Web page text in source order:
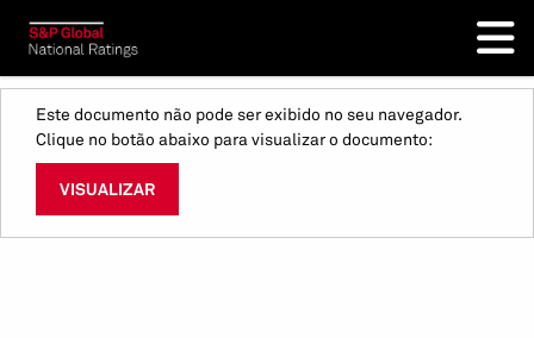
Este documento não pode ser exibido no seu navegador.
Clique no botão abaixo para visualizar o documento:
VISUALIZAR